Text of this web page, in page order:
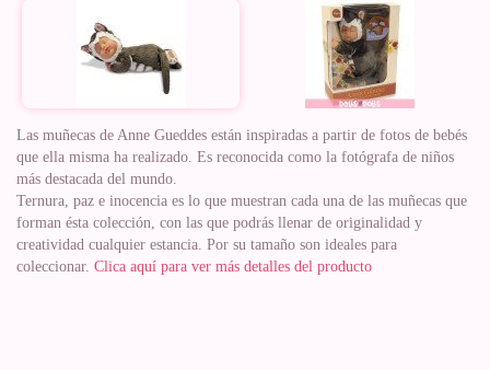
Las ‪muñecas‬ de ‪‎Anne Gueddes‬ están inspiradas a partir de fotos de bebés
que ella misma ha realizado. Es reconocida como la fotógrafa de niños
más destacada del mundo.
Ternura, paz e inocencia es lo que muestran cada una de las muñecas que
forman ésta colección, con las que podrás llenar de originalidad y
creatividad cualquier estancia. Por su tamaño son ideales para
coleccionar. Clica aquí para ver más detalles del producto